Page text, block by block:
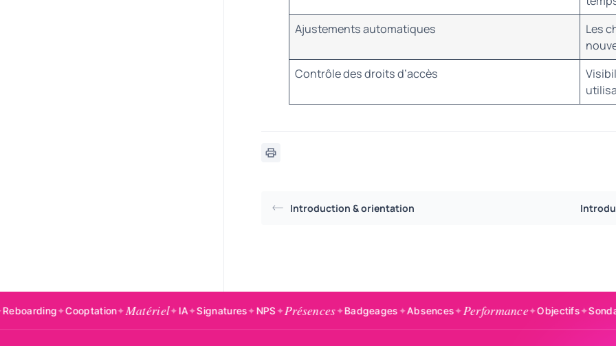
Ajustements automatiques
Les
Contrôle des droits d’accès
Introduction & orientation
✦Cooptation✦Matériel✦IA✦Signatures✦NPS✦Présences✦Badgeages✦Absences✦Performance✦Objectifs✦Sondages✦